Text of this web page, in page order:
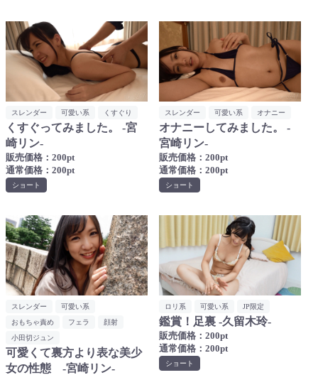
スレンダー 可愛い系 くすぐり
くすぐってみました。 -宮
崎リン-
販売価格：200pt
通常価格：200pt
ショート
スレンダー 可愛い系 オナニー
オナニーしてみました。 -
宮崎リン-
販売価格：200pt
通常価格：200pt
ショート
スレンダー
可愛い系
おもちゃ責め
フェラ
顔射
小田切ジュン
可愛くて裏方より表な美少
女の性態 -宮崎リン-
ロリ系 可愛い系 JP限定
鑑賞！足裏 -久留木玲-
販売価格：200pt
通常価格：200pt
ショート